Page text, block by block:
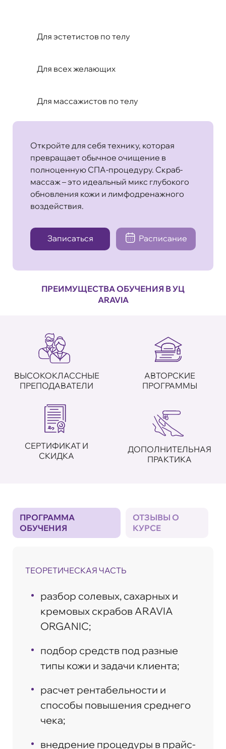
Для эстетистов по телу
Для всех желающих
Для массажистов по телу
Откройте для себя технику, которая
превращает обычное очищение в
полноценную СПА-процедуру. Скраб-
массаж – это идеальный микс глубокого
обновления кожи и лимфодренажного
воздействия.
Записаться Расписание
ПРЕИМУЩЕСТВА ОБУЧЕНИЯ В УЦ
ARAVIA
ВЫСОКОКЛАССНЫЕ
ПРЕПОДАВАТЕЛИ
АВТОРСКИЕ
ПРОГРАММЫ
СЕРТИФИКАТ И
СКИДКА
ДОПОЛНИТЕЛЬНАЯ
ПРАКТИКА
ПРОГРАММА
ОБУЧЕНИЯ
ОТЗЫВЫ О
КУРСЕ
ТЕОРЕТИЧЕСКАЯ ЧАСТЬ
разбор солевых, сахарных и
кремовых скрабов ARAVIA
ORGANIC;
подбор средств под разные
типы кожи и задачи клиента;
расчет рентабельности и
способы повышения среднего
чека;
внедрение процедуры в прайс-